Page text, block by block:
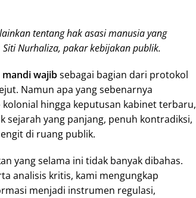
tentang hak asasi manusia yang
Nurhaliza, pakar kebijakan publik.
wajibsebagai bagian dari protokol
Namun apa yang sebenarnya
hingga keputusan kabinet terbaru,
sejarah yang panjang, penuh kontradiksi,
di ruang publik.
yang selama ini tidak banyak dibahas.
analisis kritis, kami mengungkap
menjadi instrumen regulasi,